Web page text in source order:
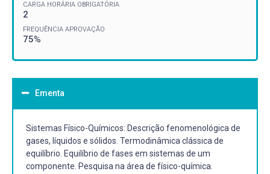
CARGA HORÁRIA OBRIGATÓRIA
2
FREQUÊNCIA APROVAÇÃO
75%
Ementa
Sistemas Físico-Químicos: Descrição fenomenológica de
gases, líquidos e sólidos. Termodinâmica clássica de
equilíbrio. Equilíbrio de fases em sistemas de um
componente. Pesquisa na área de físico-química.